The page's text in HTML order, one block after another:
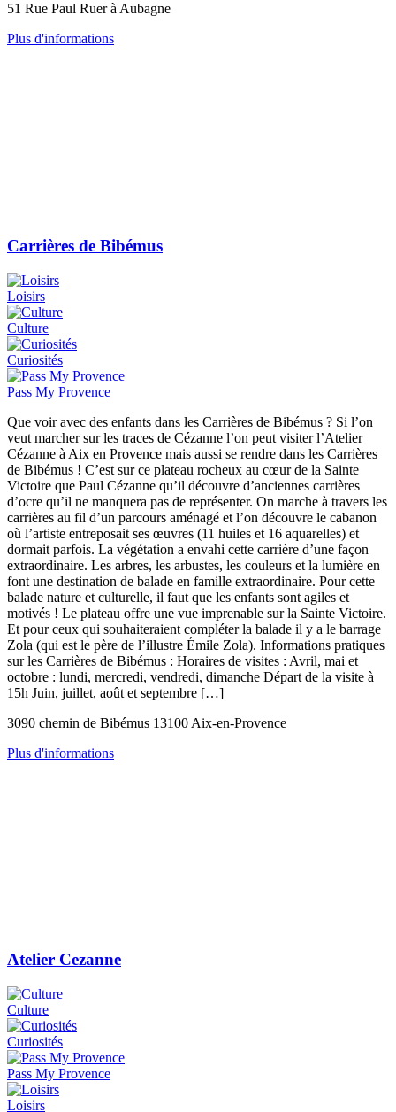
51 Rue Paul Ruer à Aubagne
Plus d'informations
Carrières de Bibémus
Loisirs
Culture
Curiosités
Pass My Provence
Que voir avec des enfants dans les Carrières de Bibémus ? Si l’on
veut marcher sur les traces de Cézanne l’on peut visiter l’Atelier
Cézanne à Aix en Provence mais aussi se rendre dans les Carrières
de Bibémus ! C’est sur ce plateau rocheux au cœur de la Sainte
Victoire que Paul Cézanne qu’il découvre d’anciennes carrières
d’ocre qu’il ne manquera pas de représenter. On marche à travers les
carrières au fil d’un parcours aménagé et l’on découvre le cabanon
où l’artiste entreposait ses œuvres (11 huiles et 16 aquarelles) et
dormait parfois. La végétation a envahi cette carrière d’une façon
extraordinaire. Les arbres, les arbustes, les couleurs et la lumière en
font une destination de balade en famille extraordinaire. Pour cette
balade nature et culturelle, il faut que les enfants sont agiles et
motivés ! Le plateau offre une vue imprenable sur la Sainte Victoire.
Et pour ceux qui souhaiteraient compléter la balade il y a le barrage
Zola (qui est le père de l’illustre Émile Zola). Informations pratiques
sur les Carrières de Bibémus : Horaires de visites : Avril, mai et
octobre : lundi, mercredi, vendredi, dimanche Départ de la visite à
15h Juin, juillet, août et septembre […]
3090 chemin de Bibémus 13100 Aix-en-Provence
Plus d'informations
Atelier Cezanne
Culture
Curiosités
Pass My Provence
Loisirs